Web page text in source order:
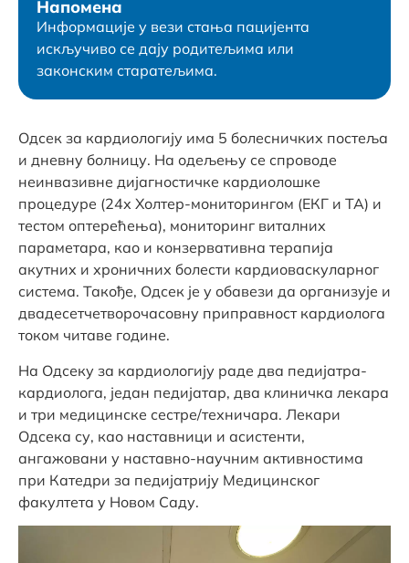
Напомена
Информације у вези стања пацијента
искључиво се дају родитељима или
законским старатељима.
Одсек за кардиологију има 5 болесничких постеља
и дневну болницу. На одељењу се спроводе
неинвазивне дијагностичке кардиолошке
процедуре (24х Холтер-мониторингом (ЕКГ и ТА) и
тестом оптерећења), мониторинг виталних
параметара, као и конзервативна терапија
акутних и хроничних болести кардиоваскуларног
система. Такође, Одсек је у обавези да организује и
двадесетчетворочасовну приправност кардиолога
током читаве године.
На Одсеку за кардиологију раде два педијатра-
кардиолога, један педијатар, два клиничка лекара
и три медицинске сестре/техничара. Лекари
Одсека су, као наставници и асистенти,
ангажовани у наставно-научним активностима
при Катедри за педијатрију Медицинског
факултета у Новом Саду.